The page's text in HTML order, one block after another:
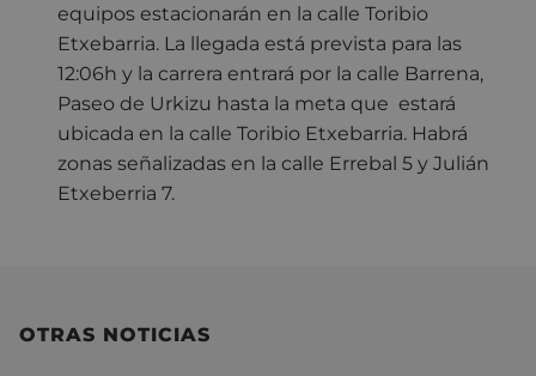
equipos estacionarán en la calle Toribio
Etxebarria. La llegada está prevista para las
12:06h y la carrera entrará por la calle Barrena,
Paseo de Urkizu hasta la meta que estará
ubicada en la calle Toribio Etxebarria. Habrá
zonas señalizadas en la calle Errebal 5 y Julián
Etxeberria 7.
OTRAS NOTICIAS